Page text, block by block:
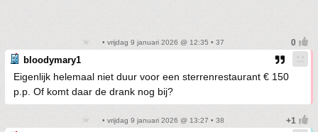
• vrijdag 9 januari 2026 @ 12:35 • 37
bloodymary1
Eigenlijk helemaal niet duur voor een sterrenrestaurant € 150
p.p. Of komt daar de drank nog bij?
• vrijdag 9 januari 2026 @ 13:27 • 38